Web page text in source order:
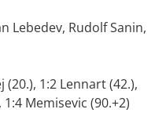
Lebedev, Rudolf Sanin,
(20.), 1:2 Lennart (42.),
Memisevic (90.+2)